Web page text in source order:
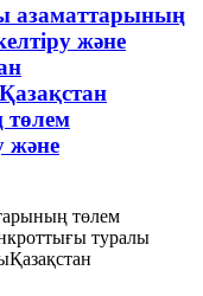
азаматтарының
және
төлем
және
төлем
туралы